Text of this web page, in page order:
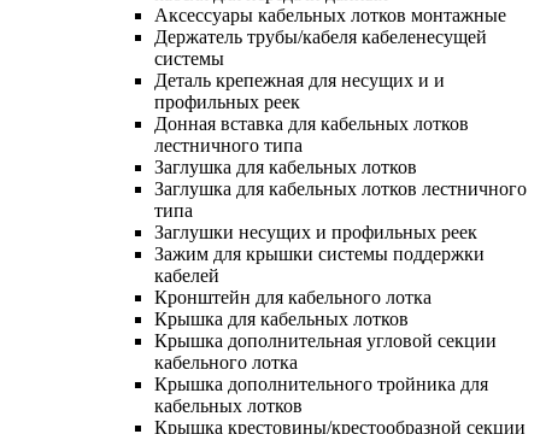
Аксессуары кабельных лотков монтажные
Держатель трубы/кабеля кабеленесущей
системы
Деталь крепежная для несущих и и
профильных реек
Донная вставка для кабельных лотков
лестничного типа
Заглушка для кабельных лотков
Заглушка для кабельных лотков лестничного
типа
Заглушки несущих и профильных реек
Зажим для крышки системы поддержки
кабелей
Кронштейн для кабельного лотка
Крышка для кабельных лотков
Крышка дополнительная угловой секции
кабельного лотка
Крышка дополнительного тройника для
кабельных лотков
Крышка крестовины/крестообразной секции